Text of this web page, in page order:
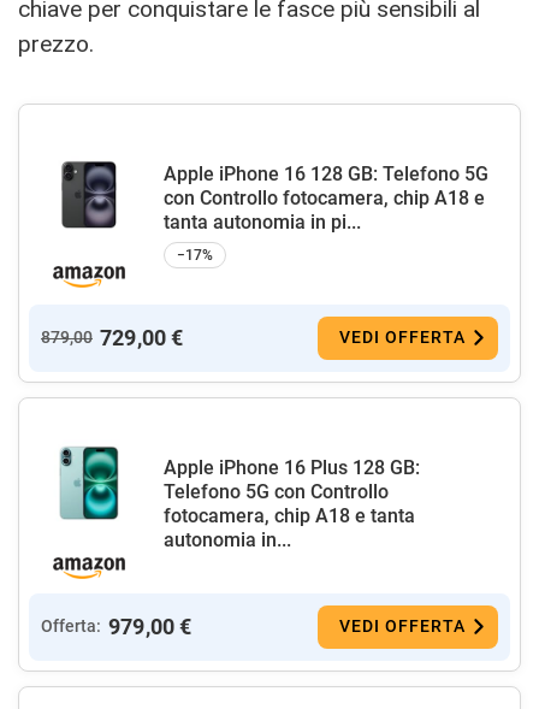
chiave per conquistare le fasce più sensibili al
prezzo.
Apple iPhone 16 128 GB: Telefono 5G
con Controllo fotocamera, chip A18 e
tanta autonomia in pi...
−17%
879,00 729,00 € VEDI OFFERTA
Apple iPhone 16 Plus 128 GB:
Telefono 5G con Controllo
fotocamera, chip A18 e tanta
autonomia in...
Offerta: 979,00 € VEDI OFFERTA